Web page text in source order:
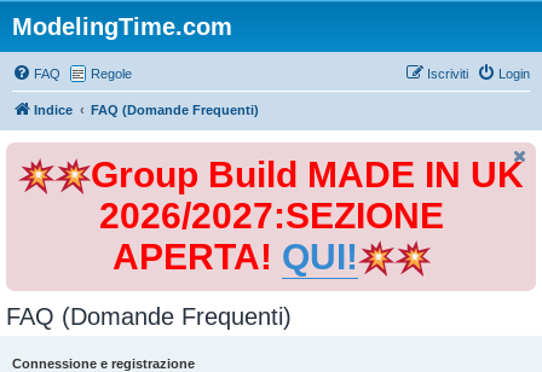
ModelingTime.com
FAQ Regole Login
Iscriviti
Indice FAQ (Domande Frequenti)
Group Build MADE IN UK
2026/2027:SEZIONE
APERTA! QUI!
FAQ (Domande Frequenti)
Connessione e registrazione